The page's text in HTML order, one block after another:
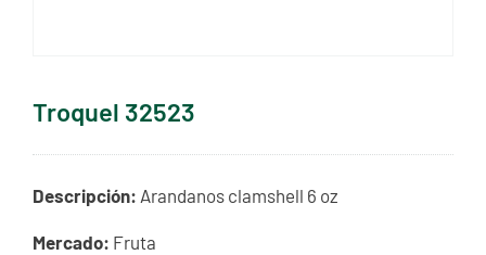
Troquel 32523
Descripción: Arandanos clamshell 6 oz
Mercado: Fruta